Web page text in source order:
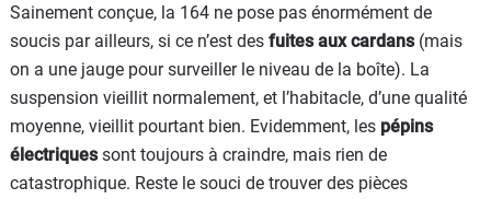
Sainement conçue, la 164 ne pose pas énormément de
soucis par ailleurs, si ce n’est des fuites aux cardans(mais
on a une jauge pour surveiller le niveau de la boîte). La
suspension vieillit normalement, et l’habitacle, d’une qualité
moyenne, vieillit pourtant bien. Evidemment, les pépins
électriquessont toujours à craindre, mais rien de
catastrophique. Reste le souci de trouver des pièces